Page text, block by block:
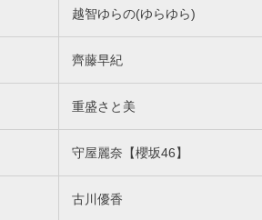
越智ゆらの(ゆらゆら)
齊藤早紀
重盛さと美
守屋麗奈【櫻坂46】
古川優香